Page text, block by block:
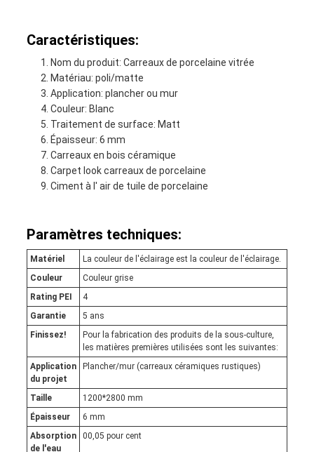
Caractéristiques:
Nom du produit: Carreaux de porcelaine vitrée
Matériau: poli/matte
Application: plancher ou mur
Couleur: Blanc
Traitement de surface: Matt
Épaisseur: 6 mm
Carreaux en bois céramique
Carpet look carreaux de porcelaine
Ciment à l' air de tuile de porcelaine
Paramètres techniques:
Matériel
La couleur de l'éclairage est la couleur de l'éclairage.
Couleur
Couleur grise
Rating PEI
4
Garantie
5 ans
Finissez!
Pour la fabrication des produits de la sous-culture,
les matières premières utilisées sont les suivantes:
Application
du projet
Plancher/mur (carreaux céramiques rustiques)
Taille
1200*2800 mm
Épaisseur
6 mm
Absorption
de l'eau
00,05 pour cent